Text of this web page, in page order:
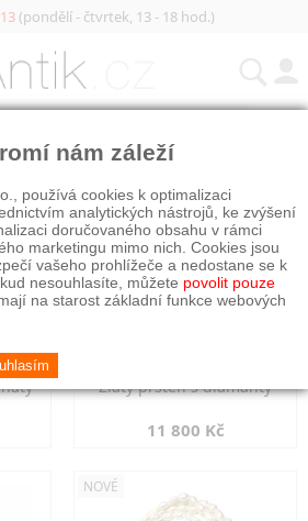
(pondělí - čtvrtek, 13 - 18 hod.)
Zlatý prsten s diamanty
11 800 Kč
NOVÉ
nám záleží
používá cookies k optimalizaci
analytických nástrojů, ke zvýšení
doručovaného obsahu v rámci
marketingu mimo nich. Cookies jsou
vašeho prohlížeče a nedostane se k
nesouhlasíte, můžete povolit pouze
na starost základní funkce webových